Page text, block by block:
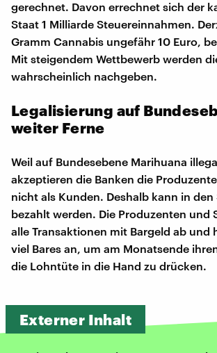
gerechnet. Davon errechnet sich der
Staat 1 Milliarde Steuereinnahmen.
Gramm Cannabis ungefähr 10 Euro,
Mit steigendem Wettbewerb werden
wahrscheinlich nachgeben.
Legalisierung auf
weiter Ferne
Weil auf Bundesebene Marihuana
akzeptieren die Banken die
nicht als Kunden. Deshalb kann in
bezahlt werden. Die Produzenten und
alle Transaktionen mit Bargeld ab und
viel Bares an, um am Monatsende
die Lohntüte in die Hand zu drücken.
Externer Inhalt